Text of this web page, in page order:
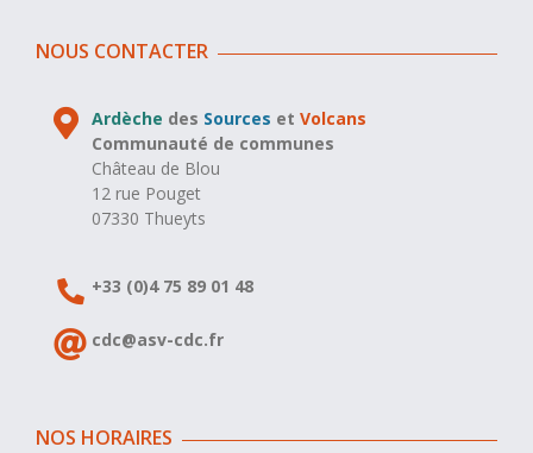
NOUS CONTACTER
Ardèche des Sources etVolcans
Communauté de communes
Château de Blou
12 rue Pouget
07330 Thueyts
+33 (0)4 75 89 01 48
cdc@asv-cdc.fr
NOS HORAIRES